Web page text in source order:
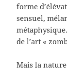
forme
sensuel,
de l’art «
Mais la